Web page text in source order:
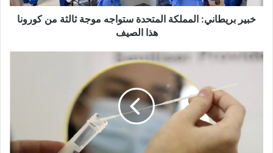
كورونا
هذاخبير بريطاني: المملكة المتحدة ستواجه موجة ثالثة من كورونا
هذا الصيف
حملة